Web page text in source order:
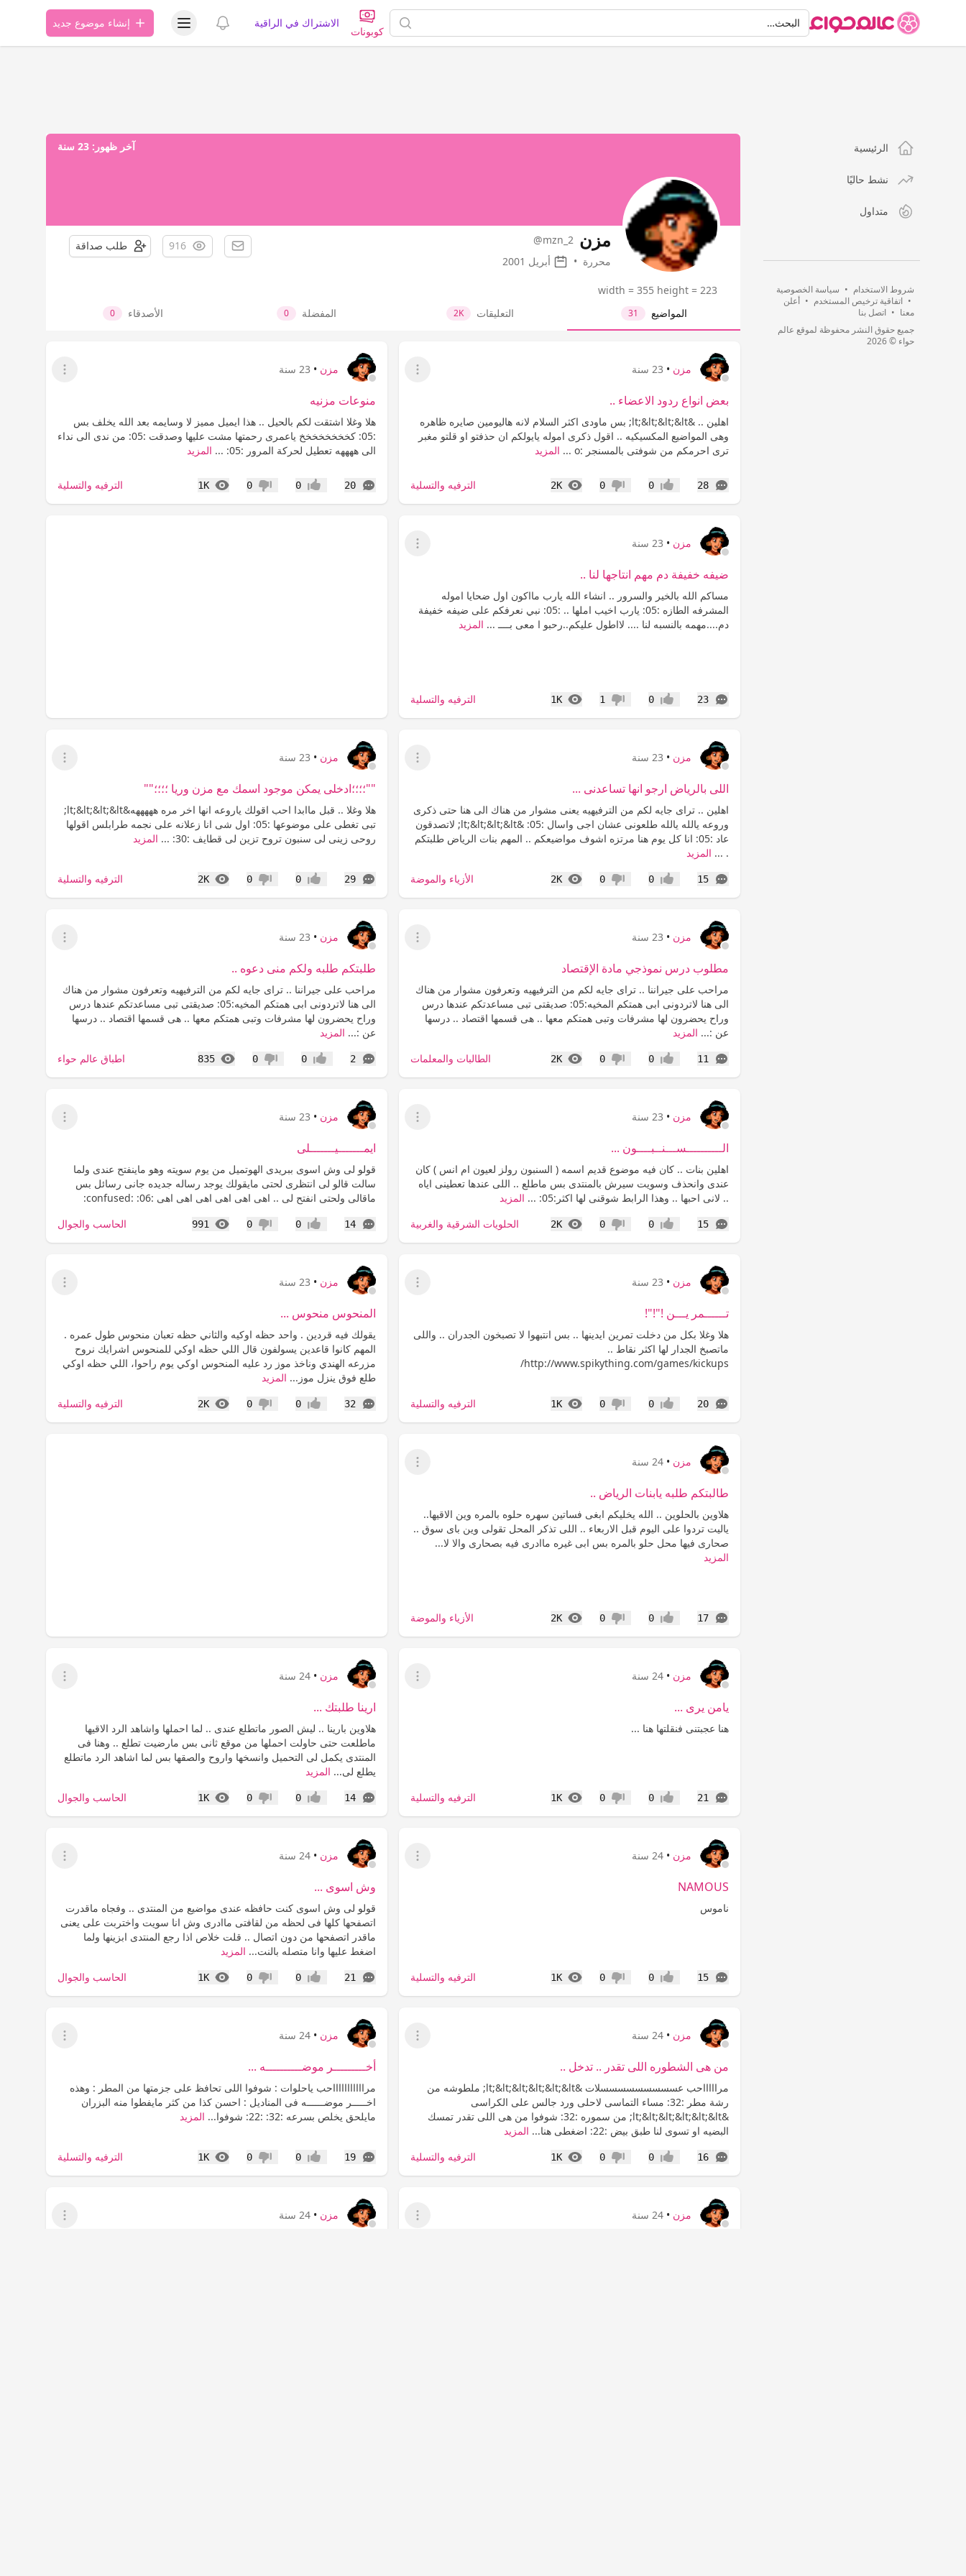
البحثالبحث…
كوبونات
الاشتراك في الراقية عرض الإشعاراتعرض قائمة المستخدمإنشاء موضوع جديد
الرئيسية
نشط حاليًا
متداول
شروط الاستخدام • سياسة الخصوصية
• اتفاقية ترخيص المستخدم • أعلن
معنا • اتصل بنا
جميع حقوق النشر محفوظة لموقع عالم
حواء © 2026
آخر ظهور: 23 سنة
مزن @mzn_2
محررة • أبريل 2001
916 طلب صداقة
width = 355 height = 223
المواضيع
31 التعليقات 2K المفضلة 0 الأصدقاء 0
مزن • 23 سنة
عرض القائمة
بعض انواع ردود الاعضاء ..
اهلين .. &lt;&lt;&lt;&lt; بس ماودى اكثر السلام لانه هاليومين صايره ظاهره
وهى المواضيع المكسيكيه .. اقول ذكرى اموله يايولكم ان حذفتو او قلتو مغبر
ترى احرمكم من شوفتى بالمسنجر :o ...
المزيد
28
التعليقات إعجاب0 عدم إعجاب
0
2K
المشاهدات الترفيه والتسلية
مزن • 23 سنة
عرض القائمة
منوعات مزنيه
هلا وغلا اشتقت لكم بالحيل .. هذا ايميل مميز لا وسايمه بعد الله يخلف بس
:05: كخخخخخخخخ ياعمرى رحمتها مشت عليها وصدقت :05: من ندى الى نداء
الى ههههه تعطيل لحركة المرور :05: ...
المزيد
20
التعليقات إعجاب0 عدم إعجاب
0
1K
المشاهدات الترفيه والتسلية
مزن • 23 سنة
عرض القائمة
ضيفه خفيفة دم مهم انتاجها لنا ..
مساكم الله بالخير والسرور .. انشاء الله يارب مااكون اول ضحايا اموله
المشرفه الطازه :05: يارب اخيب املها .. :05: نبي نعرفكم على ضيفه خفيفة
دم....مهمه بالنسبه لنا .... لااطول عليكم..رحبو ا معى بــــ ... المزيد
23
التعليقات إعجاب0 عدم إعجاب
1
1K
المشاهدات الترفيه والتسلية
مزن • 23 سنة
عرض القائمة
اللى بالرياض ارجو انها تساعدنى ...
اهلين .. تراى جايه لكم من الترفيهيه يعنى مشوار من هناك الى هنا حتى ذكرى
وروعه يالله يالله طلعونى عشان اجى واسال :05: &lt;&lt;&lt;&lt; لاتصدقون
عاد :05: انا كل يوم هنا مرتزه اشوف مواضيعكم .. المهم بنات الرياض طلبتكم
. ... المزيد
15
التعليقات إعجاب0 عدم إعجاب
0
2K
المشاهدات الأزياء والموضة
مزن • 23 سنة
عرض القائمة
""؛؛؛؛ادخلى يمكن موجود اسمك مع مزن وريا ؛؛؛؛""
هلا وغلا .. قبل ماابدا احب اقولك ياروعه انها اخر مره هههههه&lt;&lt;&lt;&lt;
تبى تغطى على موضوعها :05: اول شى انا زعلانه على نجمه طرابلس اقولها
روحى زينى لى سنبون تروح تزين لى قطايف :30: ...
المزيد
29
التعليقات إعجاب0 عدم إعجاب
0
2K
المشاهدات الترفيه والتسلية
مزن • 23 سنة
عرض القائمة
مطلوب درس نموذجي مادة الإقتصاد
مراحب على جيراننا .. تراى جايه لكم من الترفيهيه وتعرفون مشوار من هناك
الى هنا لاتردونى ابى همتكم المخيه:05: صديقتى تبى مساعدتكم عندها درس
وراح يحضرون لها مشرفات وتبى همتكم معها .. هى قسمها اقتصاد .. درسها
عن :... المزيد
11
التعليقات إعجاب0 عدم إعجاب
0
2K
المشاهدات الطالبات والمعلمات
مزن • 23 سنة
عرض القائمة
طلبتكم طلبه ولكم منى دعوه ..
مراحب على جيراننا .. تراى جايه لكم من الترفيهيه وتعرفون مشوار من هناك
الى هنا لاتردونى ابى همتكم المخيه:05: صديقتى تبى مساعدتكم عندها درس
وراح يحضرون لها مشرفات وتبى همتكم معها .. هى قسمها اقتصاد .. درسها
عن :... المزيد
2
التعليقات إعجاب0 عدم إعجاب
0
835
المشاهدات اطباق عالم حواء
مزن • 23 سنة
عرض القائمة
الــــــــــســـنــبــــون ...
اهلين بنات .. كان فيه موضوع قديم اسمه ( السنبون رولز لعيون ام انس ) كان
عندى وانحذف وسويت سيرش بالمنتدى بس ماطلع .. اللى عندها تعطينى اياه
.. لانى احبها .. وهذا الرابط شوقنى لها اكثر:05: ...
المزيد
15
التعليقات إعجاب0 عدم إعجاب
0
2K
المشاهدات الحلويات الشرقية والغربية
مزن • 23 سنة
عرض القائمة
ايمـــــــيـــــــلى
قولو لى وش اسوى ببريدى الهوتميل من يوم سويته وهو ماينفتح عندى ولما
سالت قالو لى انتظرى لحتى مايقولك يوجد رساله جديده جانى رسائل بس
ماقالى ولحتى انفتح لى .. اهى اهى اهى اهى اهى اهى :06: :confused:
14
التعليقات إعجاب0 عدم إعجاب
0
991
المشاهدات الحاسب والجوال
مزن • 23 سنة
عرض القائمة
تــــــمر يـــن !"!"!
هلا وغلا بكل من دخلت تمرين ايدينها .. بس انتبهوا لا تصبخون الجدران .. واللى
ماتصبخ الجدار لها اكثر نقاط ..
http://www.spikything.com/games/kickups/
20
التعليقات إعجاب0 عدم إعجاب
0
1K
المشاهدات الترفيه والتسلية
مزن • 23 سنة
عرض القائمة
المنحوس منحوس ...
يقولك فيه قردين . واحد حظه اوكيه والثاني حظه تعبان منحوس طول عمره .
المهم كانوا قاعدين يسولفون قال اللي حظه اوكي للمنحوس اشرايك نروح
مزرعه الهندي وناخذ موز رد عليه المنحوس اوكي يوم راحوا، اللي حظه اوكي
طلع فوق ينزل موز... المزيد
32
التعليقات إعجاب0 عدم إعجاب
0
2K
المشاهدات الترفيه والتسلية
مزن • 24 سنة
عرض القائمة
طالبتكم طلبه يابنات الرياض ..
هلاوين بالحلوين .. الله يخليكم ابغى فساتين سهره حلوه بالمره وين الاقيها..
ياليت تردوا على اليوم قبل الاربعاء .. اللى تذكر المحل تقولى وين باى سوق ..
صحارى فيها محل حلو بالمره بس ابى غيره ماادرى فيه بصحارى والا لا...
المزيد
17
التعليقات إعجاب0 عدم إعجاب
0
2K
المشاهدات الأزياء والموضة
مزن • 24 سنة
عرض القائمة
يامن يرى ...
هنا عجبتنى فنقلتها هنا ...
21
التعليقات إعجاب0 عدم إعجاب
0
1K
المشاهدات الترفيه والتسلية
مزن • 24 سنة
عرض القائمة
ارينا طلبتك ...
هلاوين بارينا .. ليش الصور ماتطلع عندى .. لما احملها واشاهد الرد الاقيها
ماطلعت حتى حاولت احملها من موقع ثانى بس مارضيت تطلع .. وهنا فى
المنتدى يكمل لى التحميل وانسخها واروح والصقها بس لما اشاهد الرد ماتطلع
يطلع لى... المزيد
14
التعليقات إعجاب0 عدم إعجاب
0
1K
المشاهدات الحاسب والجوال
مزن • 24 سنة
عرض القائمة
NAMOUS
ناموس
15
التعليقات إعجاب0 عدم إعجاب
0
1K
المشاهدات الترفيه والتسلية
مزن • 24 سنة
عرض القائمة
وش اسوى ...
قولو لى وش اسوى كنت حافظه عندى مواضيع من المنتدى .. وفجاه ماقدرت
اتصفحها كلها فى لحظه من لقافتى ماادرى وش انا سويت واختربت على يعنى
ماقدر اتصفحها من دون اتصال .. قلت خلاص اذا رجع المنتدى ابزينها ولما
اضغط عليها وانا متصله بالنت... المزيد
21
التعليقات إعجاب0 عدم إعجاب
0
1K
المشاهدات الحاسب والجوال
مزن • 24 سنة
عرض القائمة
من هى الشطوره اللى تقدر .. تدخل ..
مراااااحب عسسسسسسسسسلات &lt;&lt;&lt;&lt;&lt;&lt; ملطوشه من
رشة مطر :32: مساء التماسى لاحلى ورد جالس على الكراسى
&lt;&lt;&lt;&lt;&lt;&lt; من سموره :32: شوفوا من هى اللى تقدر تمسك
البضيه او تسوى لنا طبق بيض :22: اضغطى هنا...
المزيد
16
التعليقات إعجاب0 عدم إعجاب
0
1K
المشاهدات الترفيه والتسلية
مزن • 24 سنة
عرض القائمة
أخـــــــــر موضــــــــــه ...
مراااااااااااحب ياحلوات : شوفوا اللى تحافظ على جزمتها من المطر : وهذه
اخـــــر موضــــــه فى المناديل : احسن كذا من كثر مايفطوا منه البزران
مايلحق يخلص بسرعه :32: :22: شوفوا...
المزيد
19
التعليقات إعجاب0 عدم إعجاب
0
1K
المشاهدات الترفيه والتسلية
مزن • 24 سنة
عرض القائمة
مزن • 24 سنة
عرض القائمة